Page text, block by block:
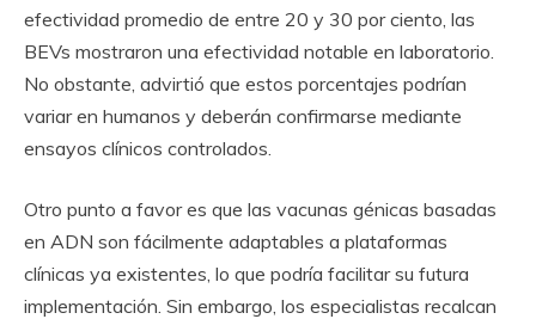
efectividad promedio de entre 20 y 30 por ciento, las
BEVs mostraron una efectividad notable en laboratorio.
No obstante, advirtió que estos porcentajes podrían
variar en humanos y deberán confirmarse mediante
ensayos clínicos controlados.
Otro punto a favor es que las vacunas génicas basadas
en ADN son fácilmente adaptables a plataformas
clínicas ya existentes, lo que podría facilitar su futura
implementación. Sin embargo, los especialistas recalcan